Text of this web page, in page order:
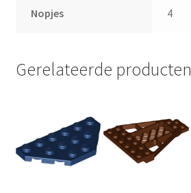
Nopjes 4
Gerelateerde producten